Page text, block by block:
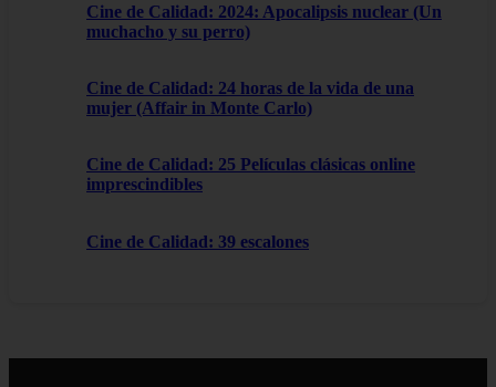
Cine de Calidad: 2024: Apocalipsis nuclear (Un
muchacho y su perro)
Cine de Calidad: 24 horas de la vida de una
mujer (Affair in Monte Carlo)
Cine de Calidad: 25 Películas clásicas online
imprescindibles
Cine de Calidad: 39 escalones